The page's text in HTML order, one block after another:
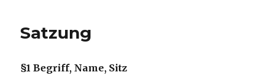
Satzung
§1 Begriff, Name, Sitz